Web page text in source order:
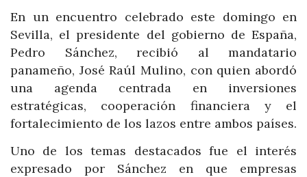
En un encuentro celebrado este domingo en
Sevilla, el presidente del gobierno de España,
Pedro Sánchez, recibió al mandatario
panameño, José Raúl Mulino, con quien abordó
una agenda centrada en inversiones
estratégicas, cooperación financiera y el
fortalecimiento de los lazos entre ambos países.
Uno de los temas destacados fue el interés
expresado por Sánchez en que empresas